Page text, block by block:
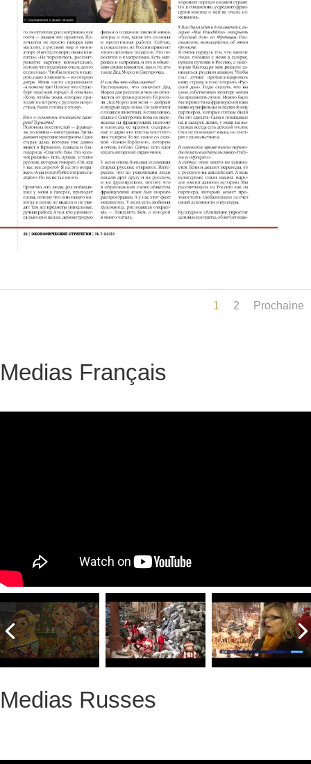
1 2 Prochaine
Medias Français
Medias Russes